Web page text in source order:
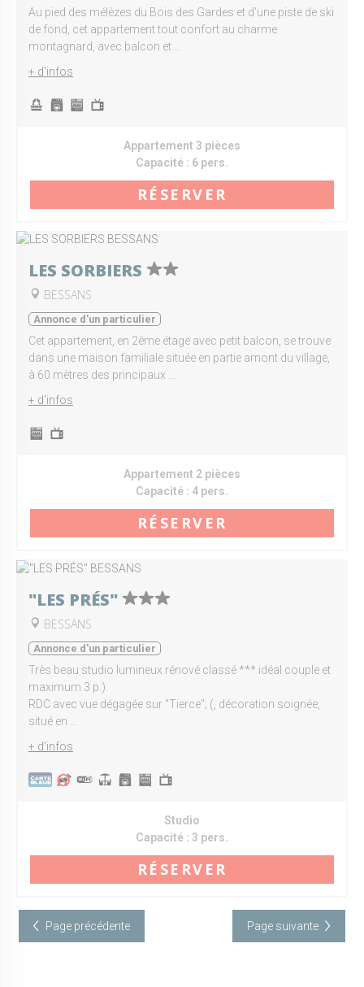
Au pied des mélèzes du Bois des Gardes et d'une piste de ski
de fond, cet appartement tout confort au charme
montagnard, avec balcon et ...
+ d'infos
Appartement 3 pièces
Capacité : 6 pers.
RÉSERVER
LES SORBIERS
BESSANS
Annonce d'un particulier
Cet appartement, en 2ème étage avec petit balcon, se trouve
dans une maison familiale située en partie amont du village,
à 60 mètres des principaux ...
+ d'infos
Appartement 2 pièces
Capacité : 4 pers.
RÉSERVER
"LES PRÉS"
BESSANS
Annonce d'un particulier
Très beau studio lumineux rénové classé *** idéal couple et
maximum 3 p.).
RDC avec vue dégagée sur "Tierce"; (, décoration soignée,
situé en ...
+ d'infos
Studio
Capacité : 3 pers.
RÉSERVER
Page précédente Page suivante